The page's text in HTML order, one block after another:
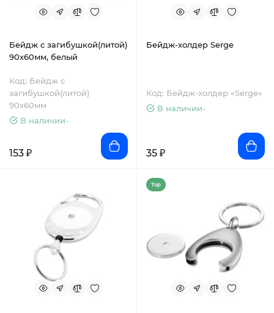
Бейдж с загибушкой(литой)
90х60мм, белый
Код: Бейдж с
загибушкой(литой)
90х60мм
В наличии-
153 ₽
Бейдж-холдер Serge
Код: Бейдж-холдер «Serge»
В наличии-
35 ₽
Top